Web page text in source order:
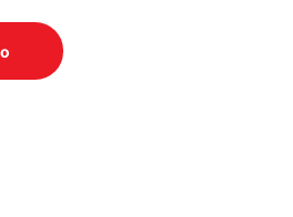
80PLUS GOLD PCIE 5.1 quantity